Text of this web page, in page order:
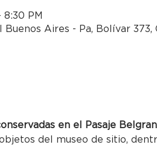
8:30 PM
Aires - Pa, Bolívar 373,
en el Pasaje
del museo de sitio,